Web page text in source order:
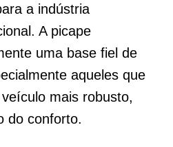
a indústria
A picape
uma base fiel de
aqueles que
mais robusto,
do conforto.